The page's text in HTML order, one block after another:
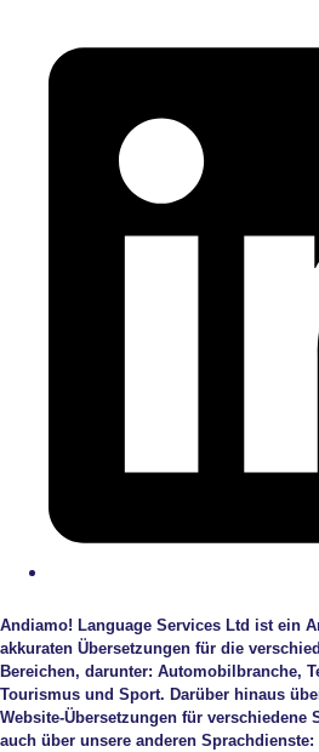
Andiamo! Language Services Ltd ist ein
akkuraten Übersetzungen für die
Bereichen, darunter: Automobilbranche,
Tourismus und Sport. Darüber hinaus
Website-Übersetzungen für verschiedene
auch über unsere anderen Sprachdienste: